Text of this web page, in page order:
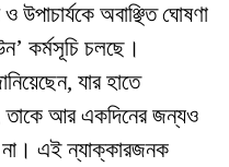
উপাচার্যকে অবাঞ্ছিত ঘোষণা
কর্মসূচি চলছে।
যার হাতে
তাকে আর একদিনের জন্যও
না। এই ন্যাক্কারজনক